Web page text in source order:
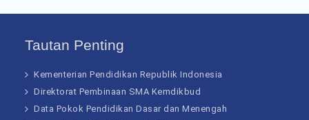
Tautan Penting
Kementerian Pendidikan Republik Indonesia
Direktorat Pembinaan SMA Kemdikbud
Data Pokok Pendidikan Dasar dan Menengah